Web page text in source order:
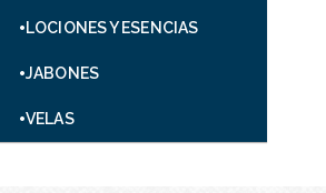
LOCIONES Y ESENCIAS
JABONES
VELAS